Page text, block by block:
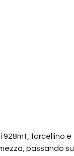
928mt, forcellino e
passando sul